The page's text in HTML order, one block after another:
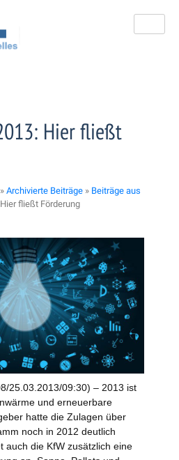
Hier fließt
» Archivierte Beiträge » Beiträge aus
fließt Förderung
25.03.2013/09:30) – 2013 ist
und erneuerbare
hatte die Zulagen über
noch in 2012 deutlich
auch die KfW zusätzlich eine